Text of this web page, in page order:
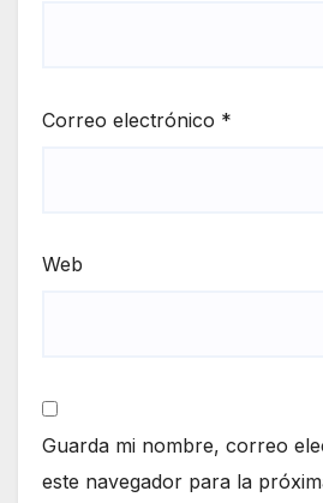
Correo electrónico *
Web
Guarda mi nombre, correo
este navegador para la